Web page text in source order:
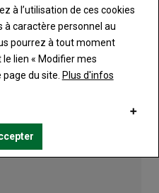
redoublent d'ingéniosité
pour ajuster la stratégie
à l’utilisation de ces cookies
caractère personnel au
pourrez à tout moment
lien « Modifier mes
du site. Plus d'infos